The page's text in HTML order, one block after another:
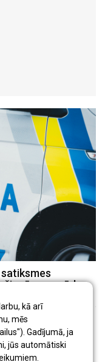
kā arī
mēs
Gadījumā, ja
jūs automātiski
– mopēda